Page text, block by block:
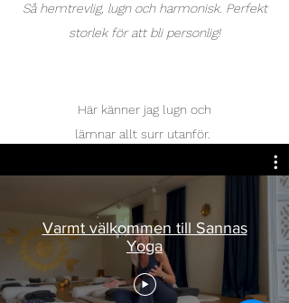
Varmt välkommen till Sannas
Yoga
Så hemtrevlig, lugn och harmonisk. Perfekt
storlek för att bli personlig!
Här känner jag lugn och
lämnar allt surr utanför.